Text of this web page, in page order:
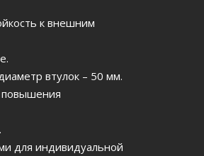
к внешним
втулок – 50 мм.
повышения
для индивидуальной